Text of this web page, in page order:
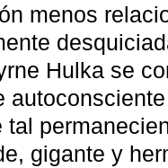
menos
Hulka se
tal
gigante y